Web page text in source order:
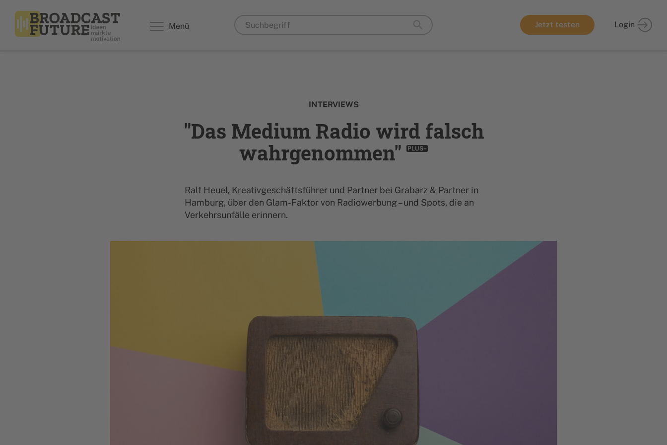
Menü Jetzt testen Login
INTERVIEWS
"Das Medium Radio wird falsch
wahrgenommen"
PLUS+
Ralf Heuel, Kreativgeschäftsführer und Partner bei Grabarz & Partner in
Hamburg, über den Glam-Faktor von Radiowerbung – und Spots, die an
Verkehrsunfälle erinnern.